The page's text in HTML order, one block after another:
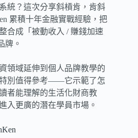
統？這次分享斜槓肯，肯斜
累積十年金融實戰經驗，把
合成「被動收入 / 賺錢加速
牌。
領域延伸到個人品牌教學的
別值得參考——它示範了怎
者能理解的生活化財商教
入更廣的潛在學員市場。